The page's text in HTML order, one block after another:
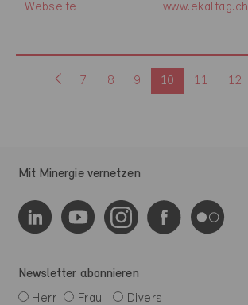
Webseite www.ekaltag.ch
7 8 9 10 11 12
Mit Minergie vernetzen
Newsletter abonnieren
Herr
Frau Divers